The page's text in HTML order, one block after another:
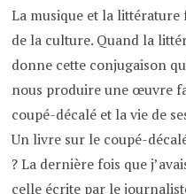
La musique et la
de la culture. Quand la
donne cette conjugaison
nous produire une œuvre
coupé-décalé et la vie de
Un livre sur le coupé-
? La dernière fois que
celle écrite par le